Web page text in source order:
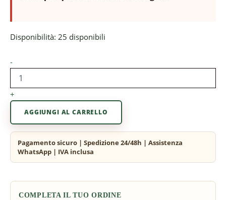
Disponibilità: 25 disponibili
-
+
AGGIUNGI AL CARRELLO
COMPLETA IL TUO ORDINE